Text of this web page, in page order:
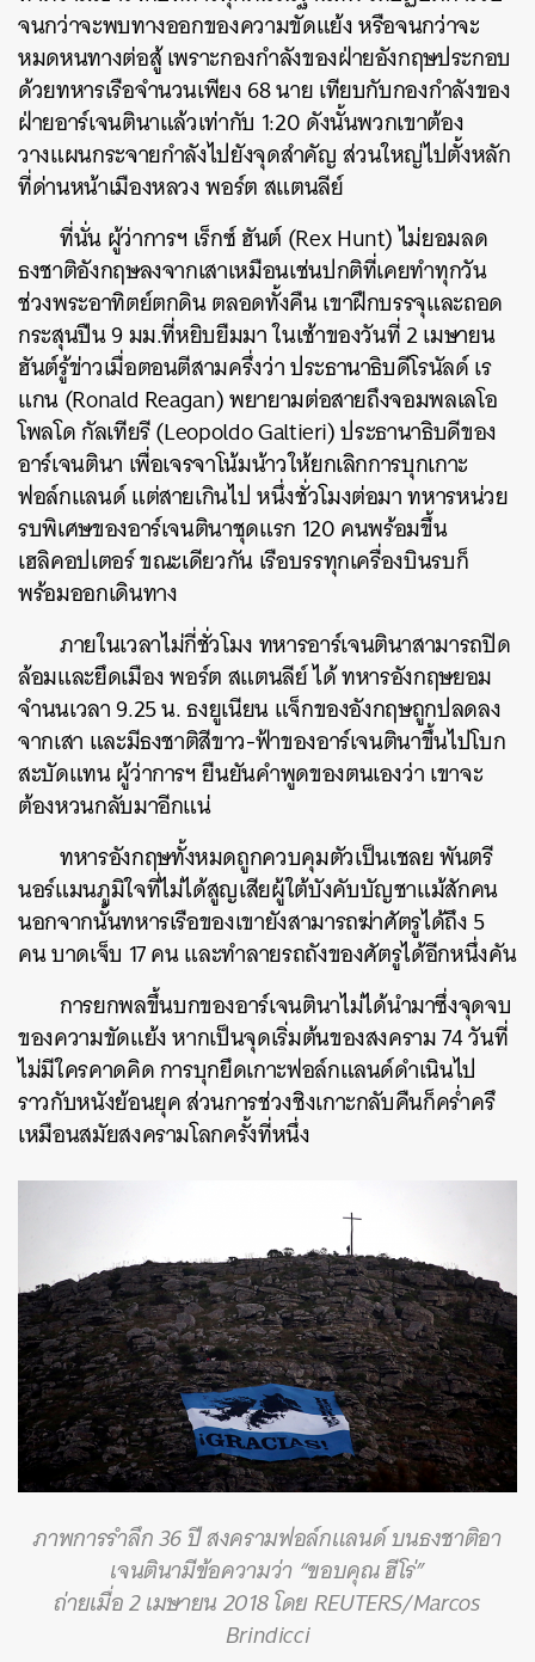
จนกว่าจะพบทางออกของความขัดแย้ง หรือจนกว่าจะ
หมดหนทางต่อสู้ เพราะกองกำลังของฝ่ายอังกฤษประกอบ
ด้วยทหารเรือจำนวนเพียง 68 นาย เทียบกับกองกำลังของ
ฝ่ายอาร์เจนตินาแล้วเท่ากับ 1:20 ดังนั้นพวกเขาต้อง
วางแผนกระจายกำลังไปยังจุดสำคัญ ส่วนใหญ่ไปตั้งหลัก
ที่ด่านหน้าเมืองหลวง พอร์ต สแตนลีย์
ที่นั่น ผู้ว่าการฯ เร็กซ์ ฮันต์ (Rex Hunt) ไม่ยอมลด
ธงชาติอังกฤษลงจากเสาเหมือนเช่นปกติที่เคยทำทุกวัน
ช่วงพระอาทิตย์ตกดิน ตลอดทั้งคืน เขาฝึกบรรจุและถอด
กระสุนปืน 9 มม.ที่หยิบยืมมา ในเช้าของวันที่ 2 เมษายน
ฮันต์รู้ข่าวเมื่อตอนตีสามครึ่งว่า ประธานาธิบดีโรนัลด์ เร
แกน (Ronald Reagan) พยายามต่อสายถึงจอมพลเลโอ
โพลโด กัลเทียรี (Leopoldo Galtieri) ประธานาธิบดีของ
อาร์เจนตินา เพื่อเจรจาโน้มน้าวให้ยกเลิกการบุกเกาะ
ฟอล์กแลนด์ แต่สายเกินไป หนึ่งชั่วโมงต่อมา ทหารหน่วย
รบพิเศษของอาร์เจนตินาชุดแรก 120 คนพร้อมขึ้น
เฮลิคอปเตอร์ ขณะเดียวกัน เรือบรรทุกเครื่องบินรบก็
พร้อมออกเดินทาง
ภายในเวลาไม่กี่ชั่วโมง ทหารอาร์เจนตินาสามารถปิด
ล้อมและยึดเมือง พอร์ต สแตนลีย์ ได้ ทหารอังกฤษยอม
จำนนเวลา 9.25 น. ธงยูเนียน แจ็กของอังกฤษถูกปลดลง
จากเสา และมีธงชาติสีขาว-ฟ้าของอาร์เจนตินาขึ้นไปโบก
สะบัดแทน ผู้ว่าการฯ ยืนยันคำพูดของตนเองว่า เขาจะ
ต้องหวนกลับมาอีกแน่
ทหารอังกฤษทั้งหมดถูกควบคุมตัวเป็นเชลย พันตรี
นอร์แมนภูมิใจที่ไม่ได้สูญเสียผู้ใต้บังคับบัญชาแม้สักคน
นอกจากนั้นทหารเรือของเขายังสามารถฆ่าศัตรูได้ถึง 5
คน บาดเจ็บ 17 คน และทำลายรถถังของศัตรูได้อีกหนึ่งคัน
การยกพลขึ้นบกของอาร์เจนตินาไม่ได้นำมาซึ่งจุดจบ
ของความขัดแย้ง หากเป็นจุดเริ่มต้นของสงคราม 74 วันที่
ไม่มีใครคาดคิด การบุกยึดเกาะฟอล์กแลนด์ดำเนินไป
ราวกับหนังย้อนยุค ส่วนการช่วงชิงเกาะกลับคืนก็คร่ำครึ
เหมือนสมัยสงครามโลกครั้งที่หนึ่ง
ภาพการรำลึก 36 ปี สงครามฟอล์กแลนด์ บนธงชาติอา
เจนตินามีข้อความว่า “ขอบคุณ ฮีโร่”
ถ่ายเมื่อ 2 เมษายน 2018 โดย REUTERS/Marcos
Brindicci